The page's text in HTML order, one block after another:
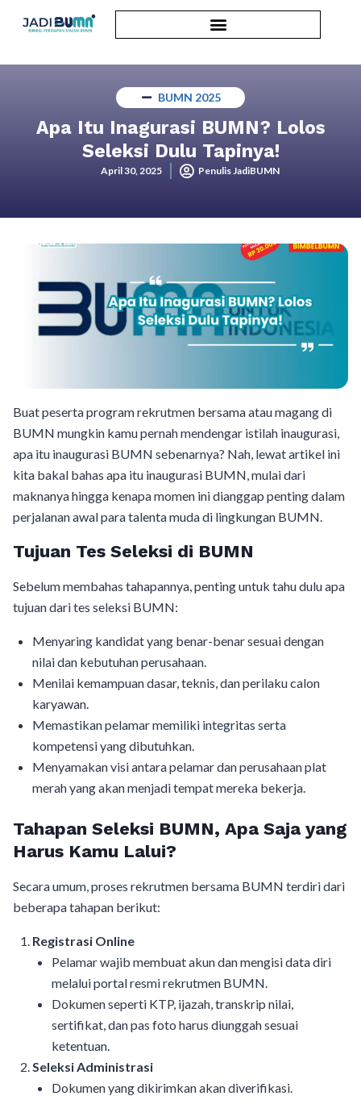
BUMN 2025
Apa Itu Inagurasi BUMN? Lolos
Seleksi Dulu Tapinya!
April 30, 2025 Penulis JadiBUMN
Buat peserta program rekrutmen bersama atau magang di
BUMN mungkin kamu pernah mendengar istilah inaugurasi,
apa itu inaugurasi BUMN sebenarnya? Nah, lewat artikel ini
kita bakal bahas apa itu inaugurasi BUMN, mulai dari
maknanya hingga kenapa momen ini dianggap penting dalam
perjalanan awal para talenta muda di lingkungan BUMN.
Tujuan Tes Seleksi di BUMN
Sebelum membahas tahapannya, penting untuk tahu dulu apa
tujuan dari tes seleksi BUMN:
Menyaring kandidat yang benar-benar sesuai dengan
nilai dan kebutuhan perusahaan.
Menilai kemampuan dasar, teknis, dan perilaku calon
karyawan.
Memastikan pelamar memiliki integritas serta
kompetensi yang dibutuhkan.
Menyamakan visi antara pelamar dan perusahaan plat
merah yang akan menjadi tempat mereka bekerja.
Tahapan Seleksi BUMN, Apa Saja yang
Harus Kamu Lalui?
Secara umum, proses rekrutmen bersama BUMN terdiri dari
beberapa tahapan berikut:
Registrasi Online
Pelamar wajib membuat akun dan mengisi data diri
melalui portal resmi rekrutmen BUMN.
Dokumen seperti KTP, ijazah, transkrip nilai,
sertifikat, dan pas foto harus diunggah sesuai
ketentuan.
Seleksi Administrasi
Dokumen yang dikirimkan akan diverifikasi.